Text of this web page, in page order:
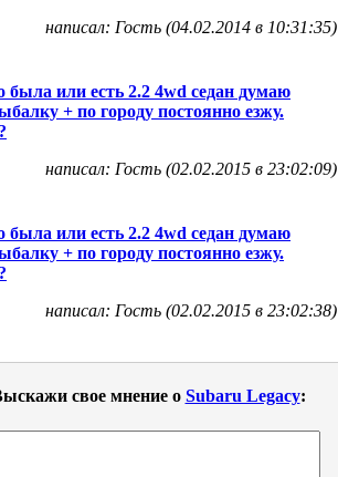
написал: Гость (04.02.2014 в 10:31:35)
была или есть 2.2 4wd седан думаю
+ по городу постоянно езжу.
написал: Гость (02.02.2015 в 23:02:09)
была или есть 2.2 4wd седан думаю
+ по городу постоянно езжу.
написал: Гость (02.02.2015 в 23:02:38)
свое мнение о Subaru Legacy: